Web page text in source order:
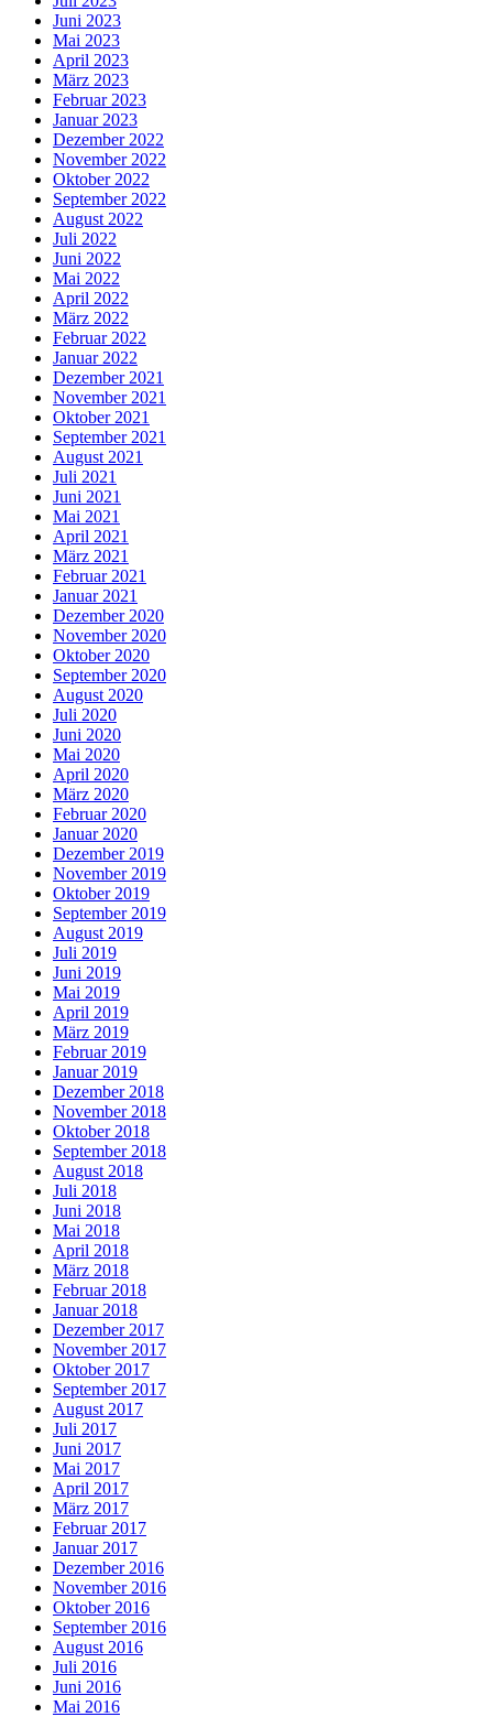
Juni 2023
Mai 2023
April 2023
März 2023
Februar 2023
Januar 2023
Dezember 2022
November 2022
Oktober 2022
September 2022
August 2022
Juli 2022
Juni 2022
Mai 2022
April 2022
März 2022
Februar 2022
Januar 2022
Dezember 2021
November 2021
Oktober 2021
September 2021
August 2021
Juli 2021
Juni 2021
Mai 2021
April 2021
März 2021
Februar 2021
Januar 2021
Dezember 2020
November 2020
Oktober 2020
September 2020
August 2020
Juli 2020
Juni 2020
Mai 2020
April 2020
März 2020
Februar 2020
Januar 2020
Dezember 2019
November 2019
Oktober 2019
September 2019
August 2019
Juli 2019
Juni 2019
Mai 2019
April 2019
März 2019
Februar 2019
Januar 2019
Dezember 2018
November 2018
Oktober 2018
September 2018
August 2018
Juli 2018
Juni 2018
Mai 2018
April 2018
März 2018
Februar 2018
Januar 2018
Dezember 2017
November 2017
Oktober 2017
September 2017
August 2017
Juli 2017
Juni 2017
Mai 2017
April 2017
März 2017
Februar 2017
Januar 2017
Dezember 2016
November 2016
Oktober 2016
September 2016
August 2016
Juli 2016
Juni 2016
Mai 2016